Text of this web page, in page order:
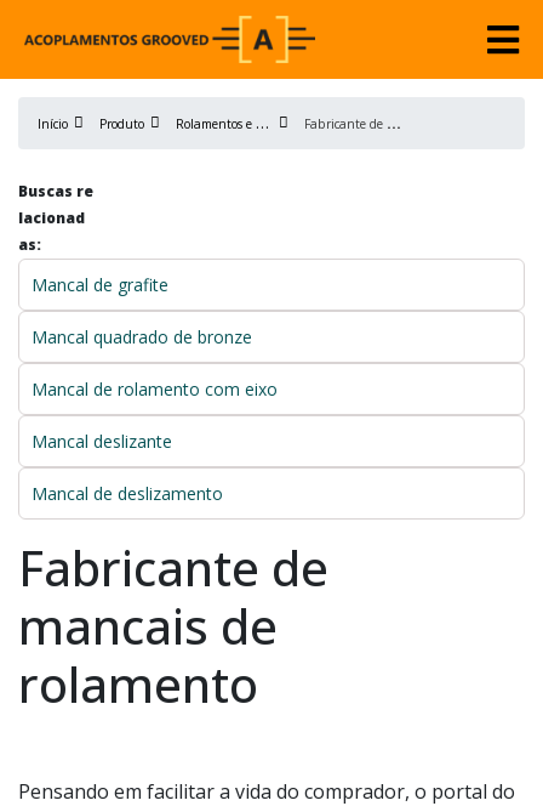
Início Produto R
olamentos e Mancais F
abricante de mancais de rolamento
Buscas re
lacionad
as:
Mancal de grafite
Mancal quadrado de bronze
Mancal de rolamento com eixo
Mancal deslizante
Mancal de deslizamento
Fabricante de
mancais de
rolamento
Pensando em facilitar a vida do comprador, o portal do